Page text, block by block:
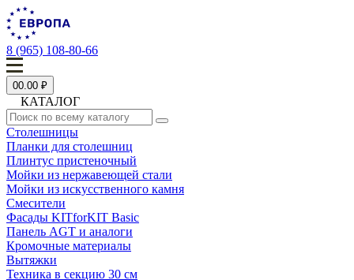
8 (965) 108-80-66
00.00 ₽
КАТАЛОГ
Столешницы
Планки для столешниц
Плинтус пристеночный
Мойки из нержавеющей стали
Мойки из искусственного камня
Смесители
Фасады KITforKIT Basic
Панель AGT и аналоги
Кромочные материалы
Вытяжки
Техника в секцию 30 см